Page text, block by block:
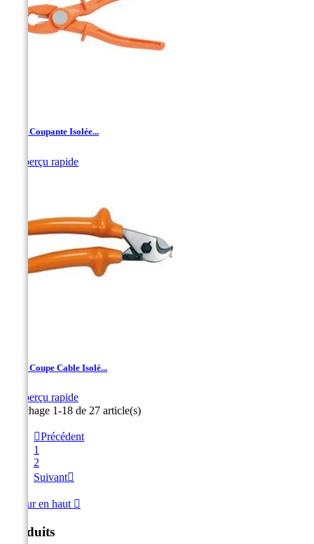
Pince Coupante Isolée...
Aperçu rapide
Pince Coupe Cable Isolé...
Aperçu rapide
Affichage 1-18 de 27 article(s)
Précédent
1
2
Suivant
Retour en haut 
Produits